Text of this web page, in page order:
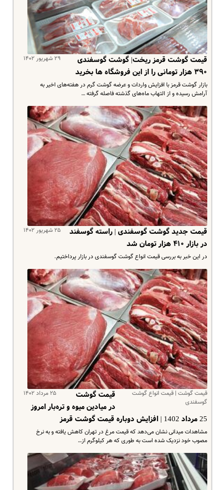
۲۹ شهریور ۱۴۰۲
قیمت گوشت قرمز ریخت| گوشت گوسفندی
۳۹۰ هزار تومانی را از این فروشگاه ها بخرید
بازار گوشت قرمز با افزایش واردات و عرضه گوشت گرم در هفته‌های اخیر به
آرامش رسیده و از التهاب ماه‌های گذشته فاصله گرفته …
۲۵ شهریور ۱۴۰۲
قیمت جدید گوشت گوسفندی | راسته گوسفند
در بازار ۴۱۰ هزار تومان شد
در این خبر به بررسی قیمت انواع گوشت گوسفندی در بازار پرداختیم.
قیمت گوشت | قیمت انواع گوشت
گوسفندی
۲۵ مرداد ۱۴۰۲
قیمت گوشت
در میادین میوه و تره‌بار امروز
25 مرداد 1402 | افزایش دوباره قیمت گوشت قرمز
مشاهدات میدانی نشان می‌دهد که قیمت مرغ در تهران کاهش یافته و به نرخ
مصوب خود نزدیک شده است به طوری که هر کیلوگرم از…